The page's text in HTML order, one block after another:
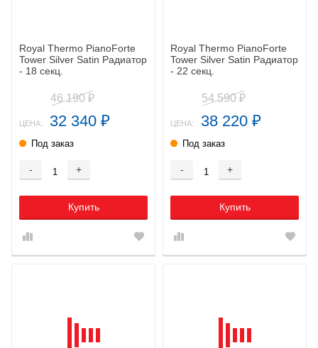
Royal Thermo PianoForte
Tower Silver Satin Радиатор
- 18 секц.
46 190 ₽
ЦЕНА: 32 340 ₽
Под заказ
- +
Купить
Royal Thermo PianoForte
Tower Silver Satin Радиатор
- 22 секц.
54 590 ₽
ЦЕНА: 38 220 ₽
Под заказ
- +
Купить